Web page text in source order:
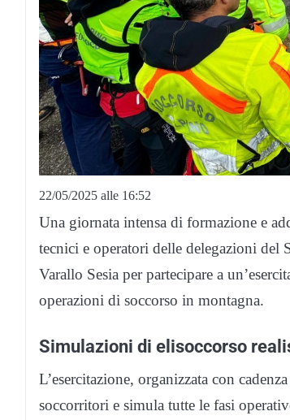
22/05/2025 alle 16:52
Una giornata intensa di formazione e
tecnici e operatori delle delegazioni del
Varallo Sesia per partecipare a
operazioni di soccorso in montagna.
Simulazioni di elisoccorso
L’esercitazione, organizzata con
soccorritori e simula tutte le fasi